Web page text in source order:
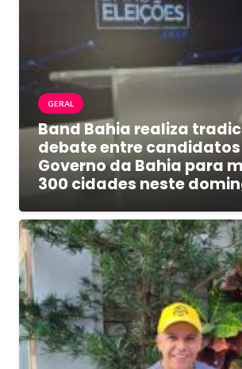
GERAL
Band Bahia realiza
debate entre
Governo da Bahia para
300 cidades neste